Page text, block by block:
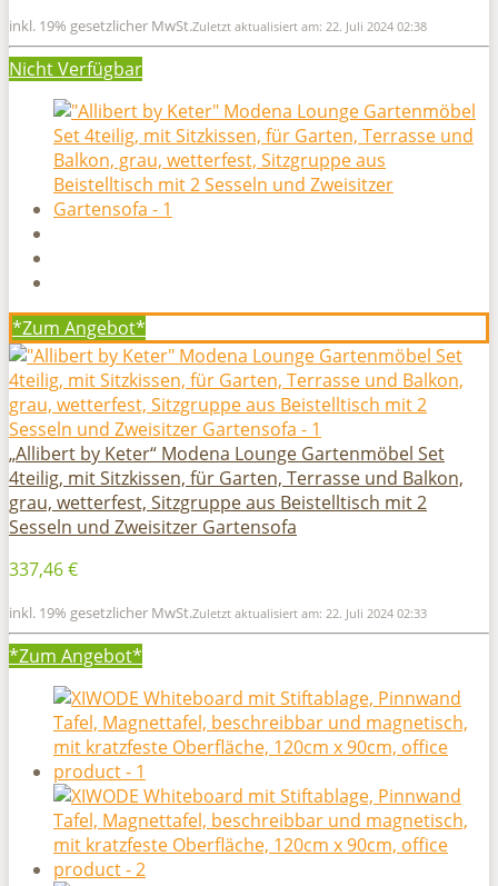
inkl. 19% gesetzlicher MwSt.Zuletzt aktualisiert am: 22. Juli 2024 02:38
Nicht Verfügbar
*Zum Angebot*
„Allibert by Keter“ Modena Lounge Gartenmöbel Set
4teilig, mit Sitzkissen, für Garten, Terrasse und Balkon,
grau, wetterfest, Sitzgruppe aus Beistelltisch mit 2
Sesseln und Zweisitzer Gartensofa
337,46 €
inkl. 19% gesetzlicher MwSt.Zuletzt aktualisiert am: 22. Juli 2024 02:33
*Zum Angebot*